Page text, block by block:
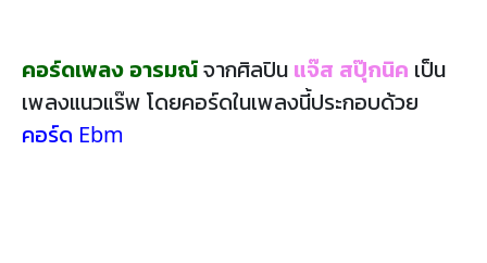
คอร์ดเพลง อารมณ์จากศิลปิน แจ๊ส สปุ๊กนิค เป็น
เพลงแนวแร๊พ โดยคอร์ดในเพลงนี้ประกอบด้วย
คอร์ด Ebm